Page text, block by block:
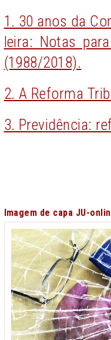
1. 30 anos da
leira: Notas
(1988/2018).
2. A Reforma
3. Previdência:
Imagem de capa JU-